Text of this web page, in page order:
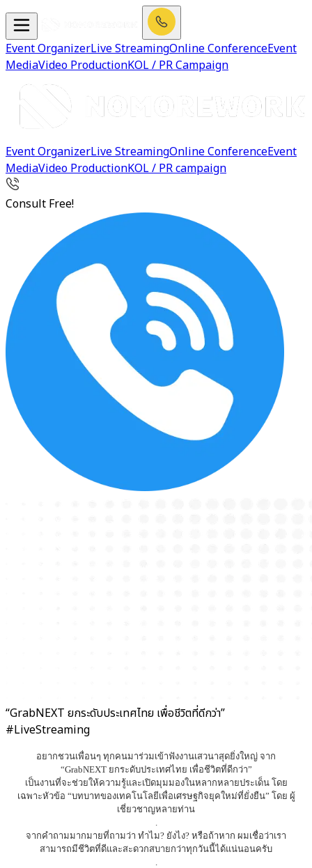
Event OrganizerLive StreamingOnline ConferenceEvent
MediaVideo ProductionKOL / PR Campaign
Event OrganizerLive StreamingOnline ConferenceEvent
MediaVideo ProductionKOL / PR campaign
Consult Free!
“GrabNEXT ยกระดับประเทศไทย เพื่อชีวิตที่ดีกว่า”
#LiveStreaming
อยากชวนเพื่อนๆ ทุกคนมาร่วมเข้าฟังงานเสวนาสุดยิ่งใหญ่ จาก
“GrabNEXT ยกระดับประเทศไทย เพื่อชีวิตที่ดีกว่า”
เป็นงานที่จะช่วยให้ความรู้และเปิดมุมมองในหลากหลายประเด็น โดย
เฉพาะหัวข้อ “บทบาทของเทคโนโลยีเพื่อเศรษฐกิจยุคใหม่ที่ยั่งยืน” โดย ผู้
เชี่ยวชาญหลายท่าน
.
จากคำถามมากมายที่ถามว่า ทำไม? ยังไง? หรือถ้าหาก ผมเชื่อว่าเรา
สามารถมีชีวิตที่ดีและสะดวกสบายกว่าทุกวันนี้ได้แน่นอนครับ
.